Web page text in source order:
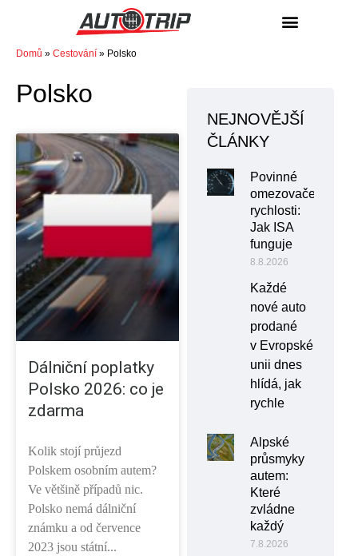
Domů » Cestování » Polsko
Polsko
Dálniční poplatky
Polsko 2026: co je
zdarma
Kolik stojí průjezd
Polskem osobním autem?
Ve většině případů nic.
Polsko nemá dálniční
známku a od července
2023 jsou státní...
NEJNOVĚJŠÍ
ČLÁNKY
Povinné
omezovače
rychlosti:
Jak ISA
funguje
8.8.2026
Každé
nové auto
prodané
v Evropské
unii dnes
hlídá, jak
rychle
Alpské
průsmyky
autem:
Které
zvládne
každý
7.8.2026